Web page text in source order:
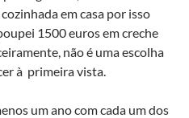
em casa por isso
1500 euros em creche
não é uma escolha
à primeira vista.
um ano com cada um dos